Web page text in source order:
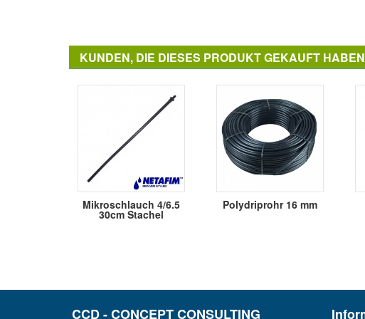
KUNDEN, DIE DIESES PRODUKT GEKAUFT
Mikroschlauch 4/6.5
30cm Stachel
Polydriprohr 16 mm
CCD - CONCEPT CONSULTING